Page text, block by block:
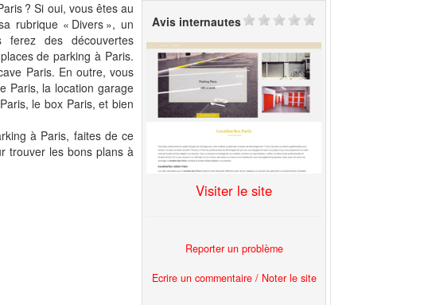
? Si oui, vous êtes au
rubrique « Divers », un
des découvertes
de parking à Paris.
Paris. En outre, vous
Paris, la location garage
le box Paris, et bien
à Paris, faites de ce
trouver les bons plans à
Avis internautes
Visiter le site
Reporter un problème
Ecrire un commentaire / Noter le site